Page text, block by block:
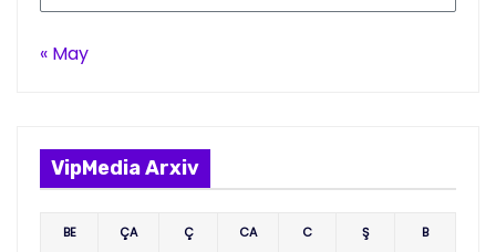
« May
VipMedia Arxiv
BE ÇA Ç CA C Ş B